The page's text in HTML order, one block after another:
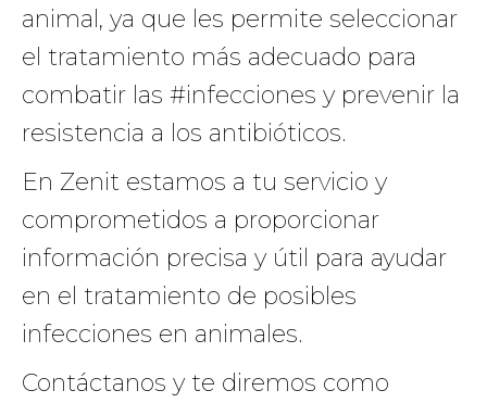
animal, ya que les permite seleccionar
el tratamiento más adecuado para
combatir las #infecciones y prevenir la
resistencia a los antibióticos.
En Zenit estamos a tu servicio y
comprometidos a proporcionar
información precisa y útil para ayudar
en el tratamiento de posibles
infecciones en animales.
Contáctanos y te diremos como